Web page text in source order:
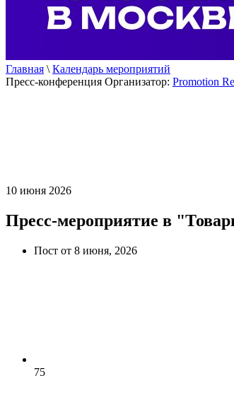
Главная \ Календарь мероприятий
Пресс-конференция Организатор: Promotion
10 июня 2026
Пресс-мероприятие в
Пост от 8 июня, 2026
75